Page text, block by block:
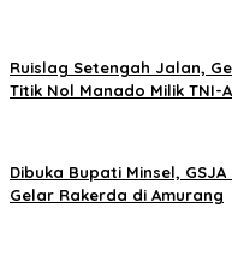
Ruislag Setengah Jalan,
Titik Nol Manado Milik TNI-
Dibuka Bupati Minsel,
Gelar Rakerda di Amurang